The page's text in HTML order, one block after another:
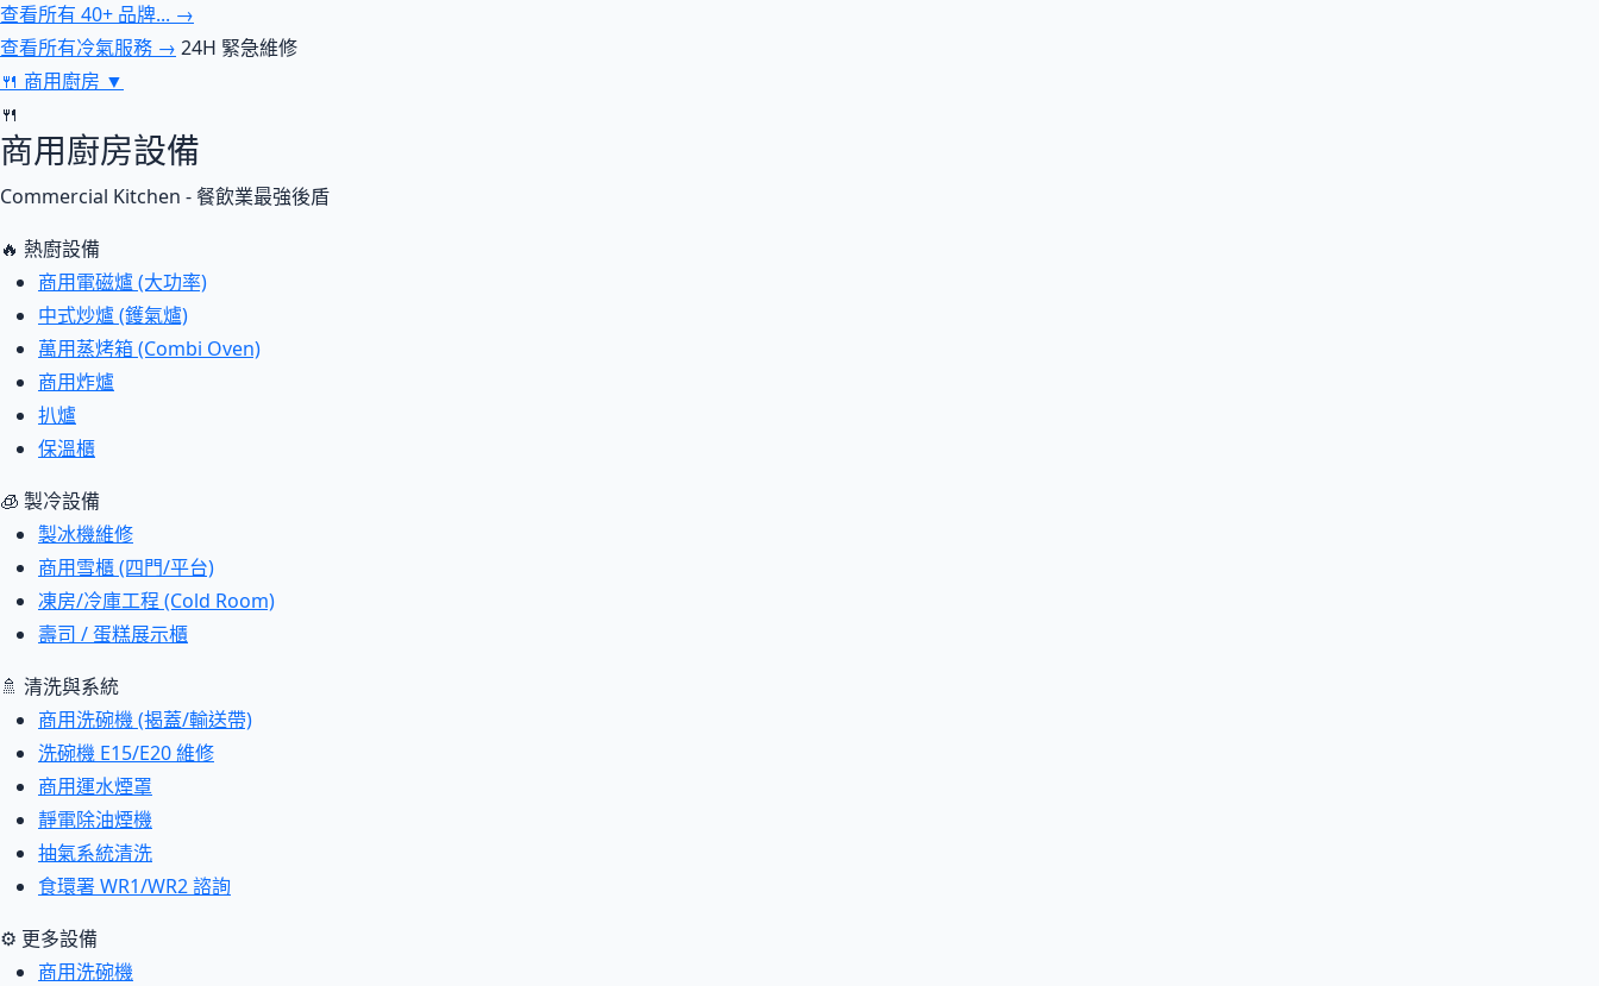
查看所有 40+ 品牌... →
查看所有冷氣服務 → 24H 緊急維修
🍴 商用廚房 ▼
🍴
商用廚房設備
Commercial Kitchen - 餐飲業最強後盾
🔥 熱廚設備
商用電磁爐 (大功率)
中式炒爐 (鑊氣爐)
萬用蒸烤箱 (Combi Oven)
商用炸爐
扒爐
保溫櫃
🧊 製冷設備
製冰機維修
商用雪櫃 (四門/平台)
凍房/冷庫工程 (Cold Room)
壽司 / 蛋糕展示櫃
🚿 清洗與系統
商用洗碗機 (揭蓋/輸送帶)
洗碗機 E15/E20 維修
商用運水煙罩
靜電除油煙機
抽氣系統清洗
食環署 WR1/WR2 諮詢
⚙ 更多設備
商用洗碗機